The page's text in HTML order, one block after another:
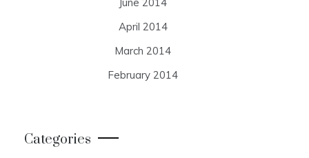
April 2014
March 2014
February 2014
Categories